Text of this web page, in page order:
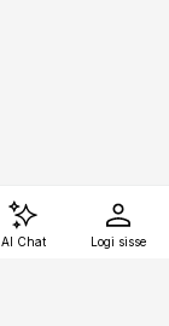
AI Chat Logi sisse